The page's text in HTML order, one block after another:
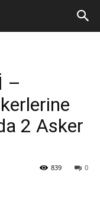
–
2 Asker
0
839